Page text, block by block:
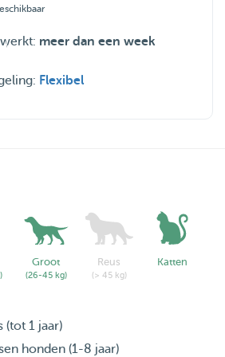
meer dan een week
Flexibel
Groot
(26-45 kg)
Reus
(> 45 kg)
Katten
(tot 1 jaar)
honden (1-8 jaar)